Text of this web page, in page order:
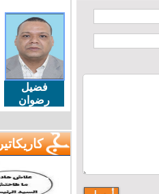
فضيل
رضوان
كاريكاتير